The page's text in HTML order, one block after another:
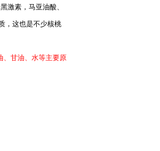
激素，马亚油酸、
，这也是不少核桃
、甘油、水等主要原